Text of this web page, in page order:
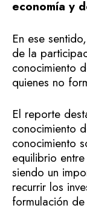
economía y
En ese
de la
conocimiento
quienes no
El reporte
conocimiento
conocimiento
equilibrio
siendo un
recurrir los
formulación